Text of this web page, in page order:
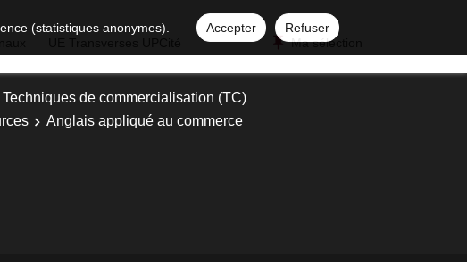
(statistiques anonymes). Accepter
Refuser
Ma sélection
Techniques de commercialisation (TC)
Anglais appliqué au commerce